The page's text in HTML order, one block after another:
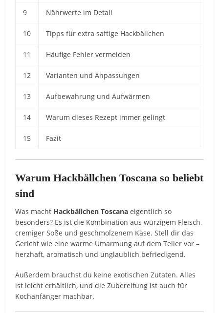
9 Nährwerte im Detail
10 Tipps für extra saftige Hackbällchen
11 Häufige Fehler vermeiden
12 Varianten und Anpassungen
13 Aufbewahrung und Aufwärmen
14 Warum dieses Rezept immer gelingt
15 Fazit
Warum Hackbällchen Toscana so beliebt
sind
Was macht Hackbällchen Toscana eigentlich so
besonders? Es ist die Kombination aus würzigem Fleisch,
cremiger Soße und geschmolzenem Käse. Stell dir das
Gericht wie eine warme Umarmung auf dem Teller vor –
herzhaft, aromatisch und unglaublich befriedigend.
Außerdem brauchst du keine exotischen Zutaten. Alles
ist leicht erhältlich, und die Zubereitung ist auch für
Kochanfänger machbar.